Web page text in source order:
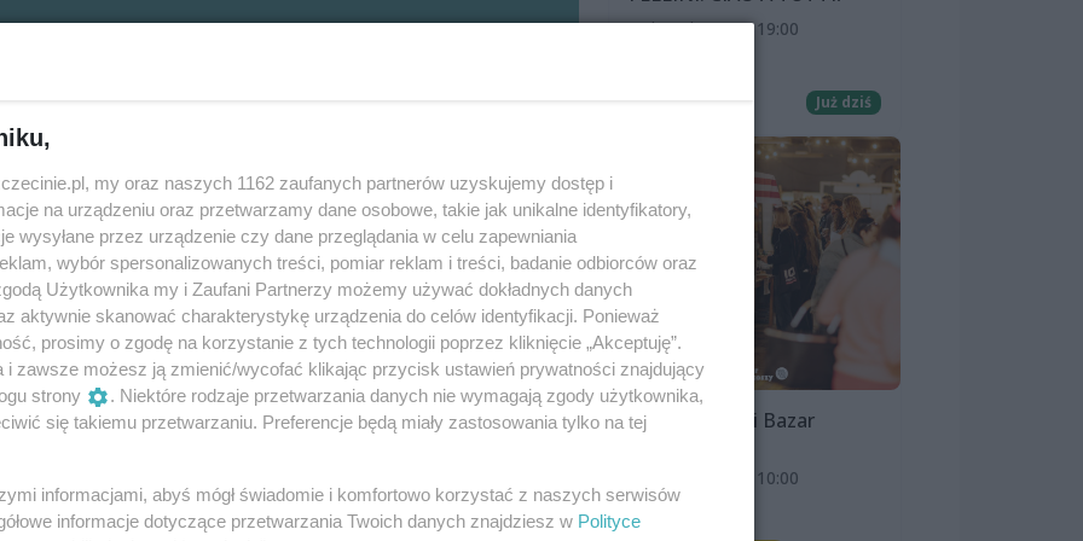
Za ile?
62,40 zł
tych historia w gabinecie psychologa –
8 sierpnia 2026, 19:00
Już dziś
Szczeciński Bazar
9 sierpnia 2026, 10:00
OFF Marina
my oraz naszych 1162 zaufanych partnerów uzyskujemy dostęp i
na urządzeniu oraz przetwarzamy dane osobowe, takie jak unikalne identyfikatory,
wysyłane przez urządzenie czy dane przeglądania w celu zapewniania
wybór spersonalizowanych treści, pomiar reklam i treści, badanie odbiorców oraz
Użytkownika my i Zaufani Partnerzy możemy używać dokładnych danych
aktywnie skanować charakterystykę urządzenia do celów identyfikacji. Ponieważ
prosimy o zgodę na korzystanie z tych technologii poprzez kliknięcie „Akceptuję”.
i zawsze możesz ją zmienić/wycofać klikając przycisk ustawień prywatności znajdujący
strony
. Niektóre rodzaje przetwarzania danych nie wymagają zgody użytkownika,
się takiemu przetwarzaniu. Preferencje będą miały zastosowania tylko na tej
informacjami, abyś mógł świadomie i komfortowo korzystać z naszych serwisów
informacje dotyczące przetwarzania Twoich danych znajdziesz w Polityce